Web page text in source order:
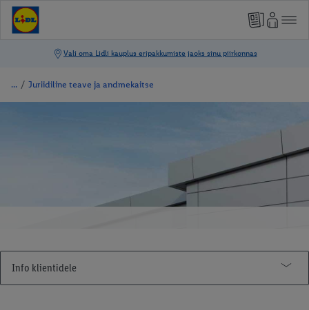
/ Juriidiline teave ja andmekaitse
Info klientidele